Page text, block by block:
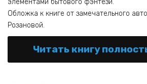
элементами бытового фэнтези.
Обложка к книге от замечательного
Розановой.
Читать книгу